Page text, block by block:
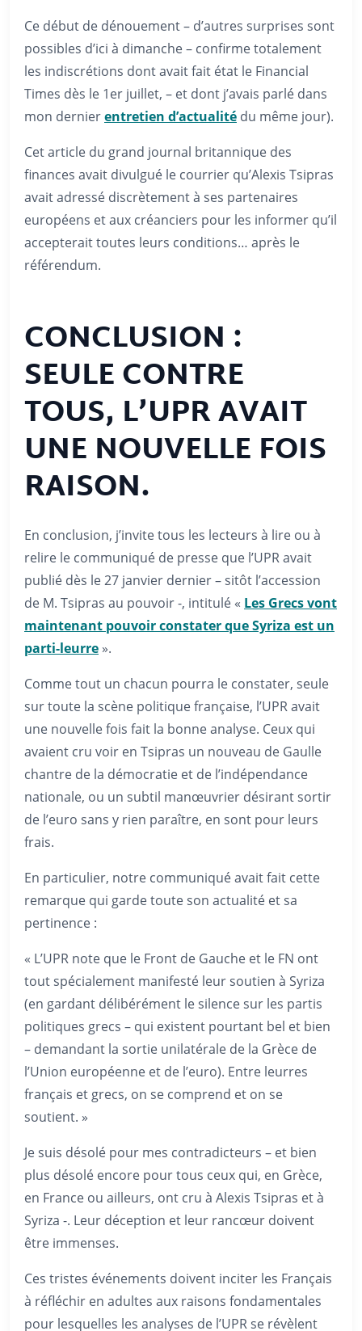
Ce début de dénouement – d’autres surprises sont
possibles d’ici à dimanche – confirme totalement
les indiscrétions dont avait fait état le Financial
Times dès le 1er juillet, – et dont j’avais parlé dans
mon dernierentretien d’actualité du même jour).
Cet article du grand journal britannique des
finances avait divulgué le courrier qu’Alexis Tsipras
avait adressé discrètement à ses partenaires
européens et aux créanciers pour les informer qu’il
accepterait toutes leurs conditions… après le
référendum.
CONCLUSION :
SEULE CONTRE
TOUS, L’UPR AVAIT
UNE NOUVELLE FOIS
RAISON.
En conclusion, j’invite tous les lecteurs à lire ou à
relire le communiqué de presse que l’UPR avait
publié dès le 27 janvier dernier – sitôt l’accession
de M. Tsipras au pouvoir -, intitulé « Les Grecs vont
maintenant pouvoir constater que Syriza est un
parti-leurre ».
Comme tout un chacun pourra le constater, seule
sur toute la scène politique française, l’UPR avait
une nouvelle fois fait la bonne analyse. Ceux qui
avaient cru voir en Tsipras un nouveau de Gaulle
chantre de la démocratie et de l’indépendance
nationale, ou un subtil manœuvrier désirant sortir
de l’euro sans y rien paraître, en sont pour leurs
frais.
En particulier, notre communiqué avait fait cette
remarque qui garde toute son actualité et sa
pertinence :
« L’UPR note que le Front de Gauche et le FN ont
tout spécialement manifesté leur soutien à Syriza
(en gardant délibérément le silence sur les partis
politiques grecs – qui existent pourtant bel et bien
– demandant la sortie unilatérale de la Grèce de
l’Union européenne et de l’euro). Entre leurres
français et grecs, on se comprend et on se
soutient. »
Je suis désolé pour mes contradicteurs – et bien
plus désolé encore pour tous ceux qui, en Grèce,
en France ou ailleurs, ont cru à Alexis Tsipras et à
Syriza -. Leur déception et leur rancœur doivent
être immenses.
Ces tristes événements doivent inciter les Français
à réfléchir en adultes aux raisons fondamentales
pour lesquelles les analyses de l’UPR se révèlent